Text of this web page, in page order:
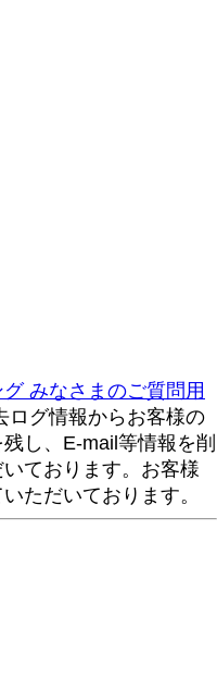
みなさまのご質問用
ログ情報からお客様の
し、E-mail等情報を削
ております。お客様
ただいております。